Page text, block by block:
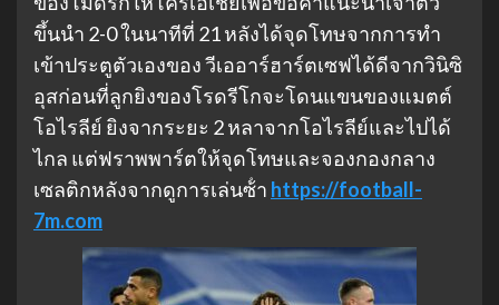
ขึ้นนํา 2-0 ในนาทีที่ 21 หลังได้จุดโทษจากการทํา
เข้าประตูตัวเองของ วีเออาร์ฮาร์ตเซฟได้ดีจากวินิซิ
อุสก่อนที่ลูกยิงของโรดรีโกจะโดนแขนของแมตต์
โอไรลีย์ ยิงจากระยะ 2 หลาจากโอไรลีย์และไปได้
ไกล แต่ฟราพพาร์ตให้จุดโทษและจองกองกลาง
เซลติกหลังจากดูการเล่นซ้ํา https://football-
7m.com